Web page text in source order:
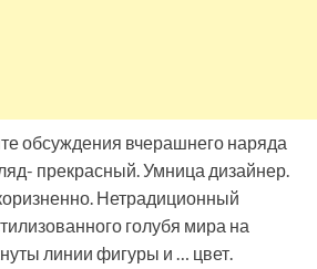
обсуждения вчерашнего наряда
прекрасный. Умница дизайнер.
Нетрадиционный
голубя мира на
линии фигуры и … цвет.